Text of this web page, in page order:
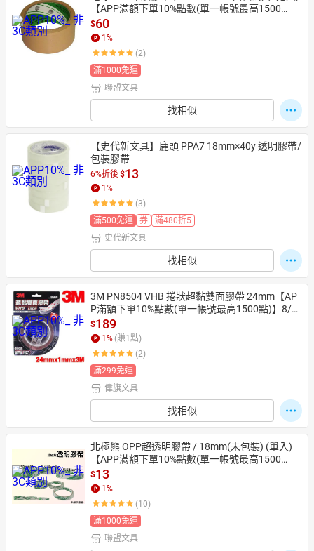
【APP滿額下單10%點數(單一帳號最高1500
點)】8/31止
$60
1 %
(2)
滿1000免運
聯盟文具
找相似
【史代新文具】鹿頭 PPA7 18mm×40y 透明膠帶/
包裝膠帶
6%折後$13
1 %
(3)
滿500免運
券
滿480折5
史代新文具
找相似
3M PN8504 VHB 捲狀超黏雙面膠帶 24mm【AP
P滿額下單10%點數(單一帳號最高1500點)】8/3
1止
$189
1 % (賺1 點)
(2)
滿299免運
偉旗文具
找相似
北極熊 OPP超透明膠帶 / 18mm(未包裝) (單入)
【APP滿額下單10%點數(單一帳號最高1500
點)】8/31止
$13
1 %
(10)
滿1000免運
聯盟文具